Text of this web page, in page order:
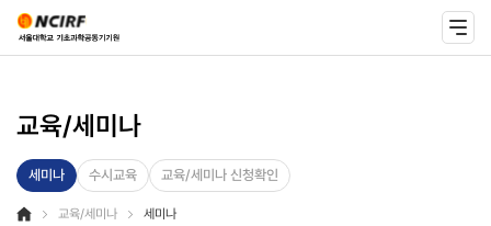
교육/세미나
세미나 수시교육 교육/세미나 신청확인
교육/세미나 세미나